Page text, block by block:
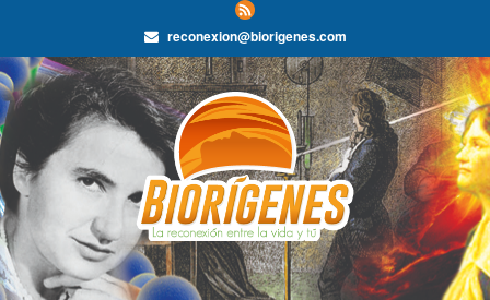
reconexion@biorigenes.com